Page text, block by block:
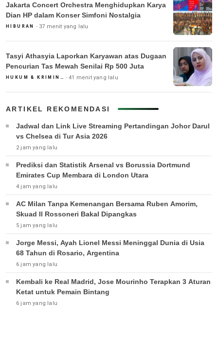
Jakarta Concert Orchestra Menghidupkan Karya
Dian HP dalam Konser Simfoni Nostalgia
HIBURAN 37 menit yang lalu
Tasyi Athasyia Laporkan Karyawan atas Dugaan
Pencurian Tas Mewah Senilai Rp 500 Juta
HUKUM & KRIMINAL 41 menit yang lalu
ARTIKEL REKOMENDASI
Jadwal dan Link Live Streaming Pertandingan Johor Darul
vs Chelsea di Tur Asia 2026
2 jam yang lalu
Prediksi dan Statistik Arsenal vs Borussia Dortmund
Emirates Cup Membara di London Utara
4 jam yang lalu
AC Milan Tanpa Kemenangan Bersama Ruben Amorim,
Skuad Il Rossoneri Bakal Dipangkas
5 jam yang lalu
Jorge Messi, Ayah Lionel Messi Meninggal Dunia di Usia
68 Tahun di Rosario, Argentina
6 jam yang lalu
Kembali ke Real Madrid, Jose Mourinho Terapkan 3 Aturan
Ketat untuk Pemain Bintang
6 jam yang lalu